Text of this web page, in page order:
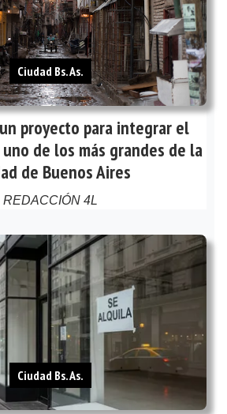
proyecto para integrar el
de los más grandes de la
de Buenos Aires
REDACCIÓN 4L
Ciudad Bs. As.
Ciudad Bs. As.